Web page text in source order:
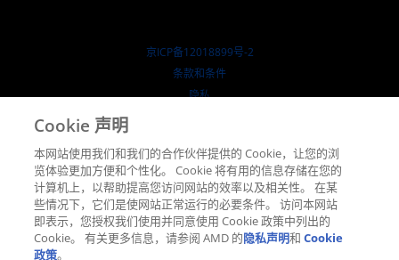
京ICP备12018899号-2
​条款和条件
隐私
公开公平竞争
英国税收策略
Cookie 政策
Cookie 设置
Cookie 声明
本网站使用我们和我们的合作伙伴提供的 Cookie，让您的浏
览体验更加方便和个性化。 Cookie 将有用的信息存储在您的
计算机上，以帮助提高您访问网站的效率以及相关性。 在某
些情况下，它们是使网站正常运行的必要条件。 访问本网站
即表示，您授权我们使用并同意使用 Cookie 政策中列出的
Cookie。 有关更多信息，请参阅 AMD 的隐私声明和Cookie
政策。